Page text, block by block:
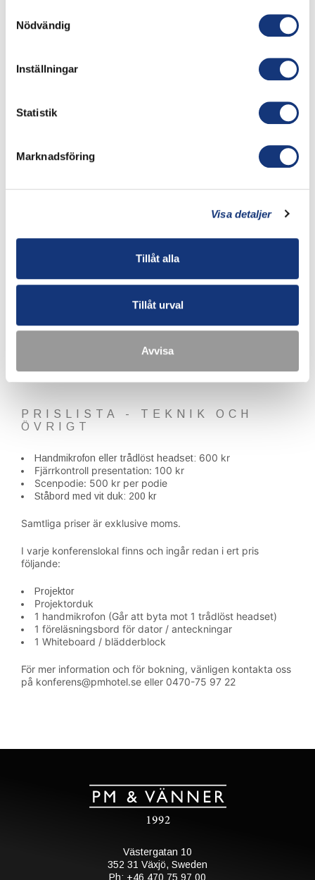
Nödvändig
Inställningar
Statistik
Marknadsföring
Visa detaljer
Tillåt alla
Tillåt urval
Avvisa
Antal dubbelrum
ÖVRIGT
PRISLISTA - TEKNIK OCH
ÖVRIGT
Handmikrofon eller trådlöst headset: 600 kr
Fjärrkontroll presentation: 100 kr
Scenpodie: 500 kr per podie
Ståbord med vit duk: 200 kr
Samtliga priser är exklusive moms.
I varje konferenslokal finns och ingår redan i ert pris
följande:
Projektor
Projektorduk
1 handmikrofon (Går att byta mot 1 trådlöst headset)
1 föreläsningsbord för dator / anteckningar
1 Whiteboard / blädderblock
För mer information och för bokning, vänligen kontakta oss
på konferens@pmhotel.se eller 0470-75 97 22
Västergatan 10
352 31 Växjö, Sweden
Ph: +46 470 75 97 00